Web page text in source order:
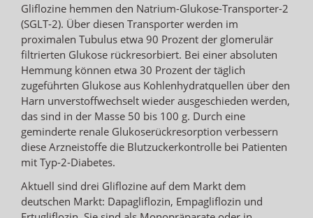
Gliflozine hemmen den Natrium-Glukose-Transporter-2
(SGLT-2). Über diesen Transporter werden im
proximalen Tubulus etwa 90 Prozent der glomerulär
filtrierten Glukose rückresorbiert. Bei einer absoluten
Hemmung können etwa 30 Prozent der täglich
zugeführten Glukose aus Kohlenhydratquellen über den
Harn unverstoffwechselt wieder ausgeschieden werden,
das sind in der Masse 50 bis 100 g. Durch eine
geminderte renale Glukoserückresorption verbessern
diese Arzneistoffe die Blutzuckerkontrolle bei Patienten
mit Typ-2-Diabetes.
Aktuell sind drei Gliflozine auf dem Markt dem
deutschen Markt: Dapagliflozin, Empagliflozin und